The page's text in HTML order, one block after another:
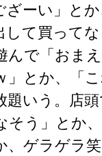
ざーい」と
て買ってな
んで「おま
」とか、「
題いう。店
そう」とか
、ゲラゲラ